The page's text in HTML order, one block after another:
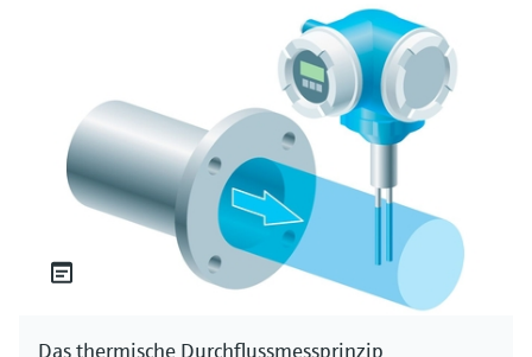
Das thermische Durchflussmessprinzip